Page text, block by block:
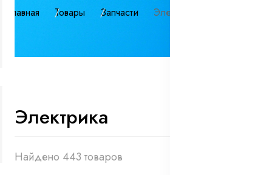
Главная Товары Запчасти Электрика
Электрика
Найдено 443 товаров